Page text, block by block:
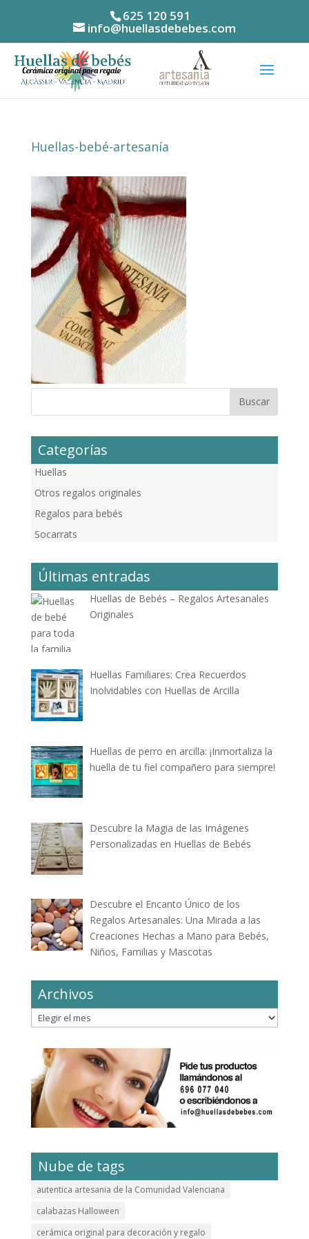
625 120 591
info@huellasdebebes.com
Huellas-bebé-artesanía
Categorías
Huellas
Otros regalos originales
Regalos para bebés
Socarrats
Últimas entradas
Huellas de Bebés – Regalos Artesanales
Originales
Huellas Familiares: Crea Recuerdos
Inolvidables con Huellas de Arcilla
Huellas de perro en arcilla: ¡Inmortaliza la
huella de tu fiel compañero para siempre!
Descubre la Magia de las Imágenes
Personalizadas en Huellas de Bebés
Descubre el Encanto Único de los
Regalos Artesanales: Una Mirada a las
Creaciones Hechas a Mano para Bebés,
Niños, Familias y Mascotas
Archivos
Archivos
Nube de tags
autentica artesania de la Comunidad Valenciana
calabazas Halloween
cerámica original para decoración y regalo